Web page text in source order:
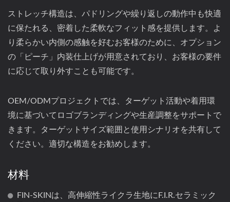
ストレッチ構造は、パドリングや繰り返しの動作中も快適
に保たれる、密着した柔軟なフィット感を提供します。よ
り柔らかい内側の感触を好むお客様のために、オプション
の「ピーチ」内装仕上げが用意されており、お客様の要件
に応じて取り外すことも可能です。
OEM/ODMプロジェクトでは、ターゲット活動や着用環
境に基づいてロゴブランディングや生産調整をサポートで
きます。ターゲットサイズ範囲と使用シナリオを共有して
ください。適切な構造をお勧めします。
材料
FIN-SKINは、高伸縮性ライクラ生地にF.I.R.セラミック